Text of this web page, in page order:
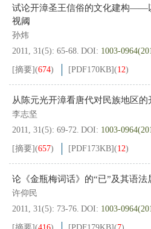
试论开漳圣王信俗的文化建构——
视阈
孙炜
2011, 31(5): 65-68. DOI: 1003-
[摘要](674) [PDF170KB](12)
从陈元光开漳看唐代对民族地区的
李志坚
2011, 31(5): 69-72. DOI: 1003-
[摘要](657) [PDF173KB](12)
论《金瓶梅词话》的“已”及其语法
许仰民
2011, 31(5): 73-76. DOI: 1003-